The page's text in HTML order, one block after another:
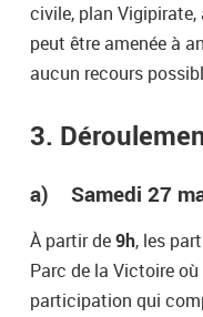
civile, plan Vigipirate,
peut être amenée à
aucun recours
3.
a) Samedi 27
À partir de9h, les
Parc de la Victoire
participation qui